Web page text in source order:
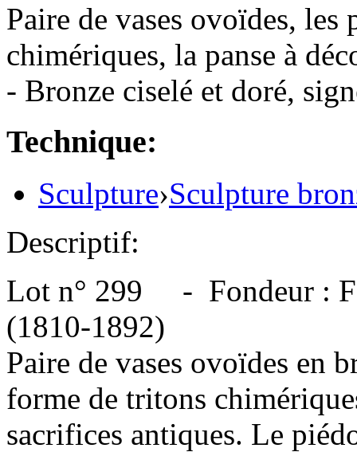
Paire de vases ovoïdes,
chimériques, la panse à
- Bronze ciselé et doré,
Technique:
Sculpture›Sculpture
Descriptif:
Lot n° 299 - Fondeur :
(1810-1892)
Paire de vases ovoïdes en
forme de tritons
sacrifices antiques. Le